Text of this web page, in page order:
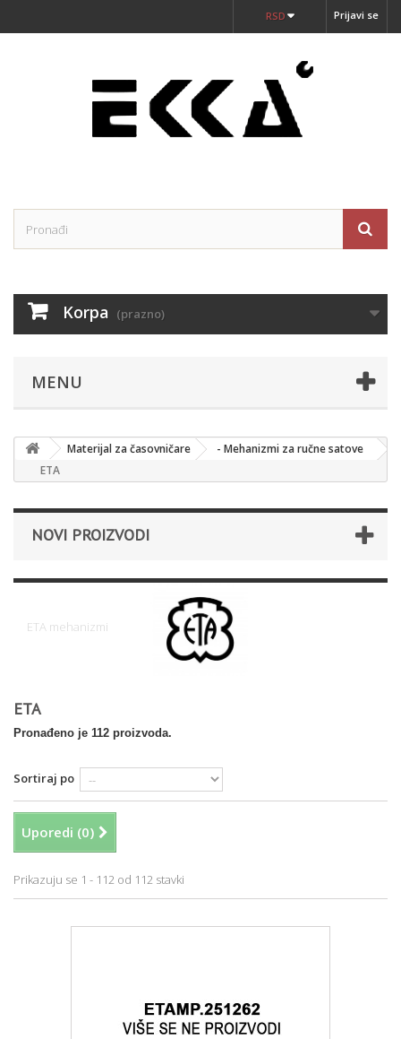
Prijavi se
RSD
Korpa (prazno)
MENU
Materijal za časovničare
- Mehanizmi za ručne satove
ETA
NOVI PROIZVODI
ETA mehanizmi
ETA
Pronađeno je 112 proizvoda.
Sortiraj po
Uporedi (0)
Prikazuju se 1 - 112 od 112 stavki